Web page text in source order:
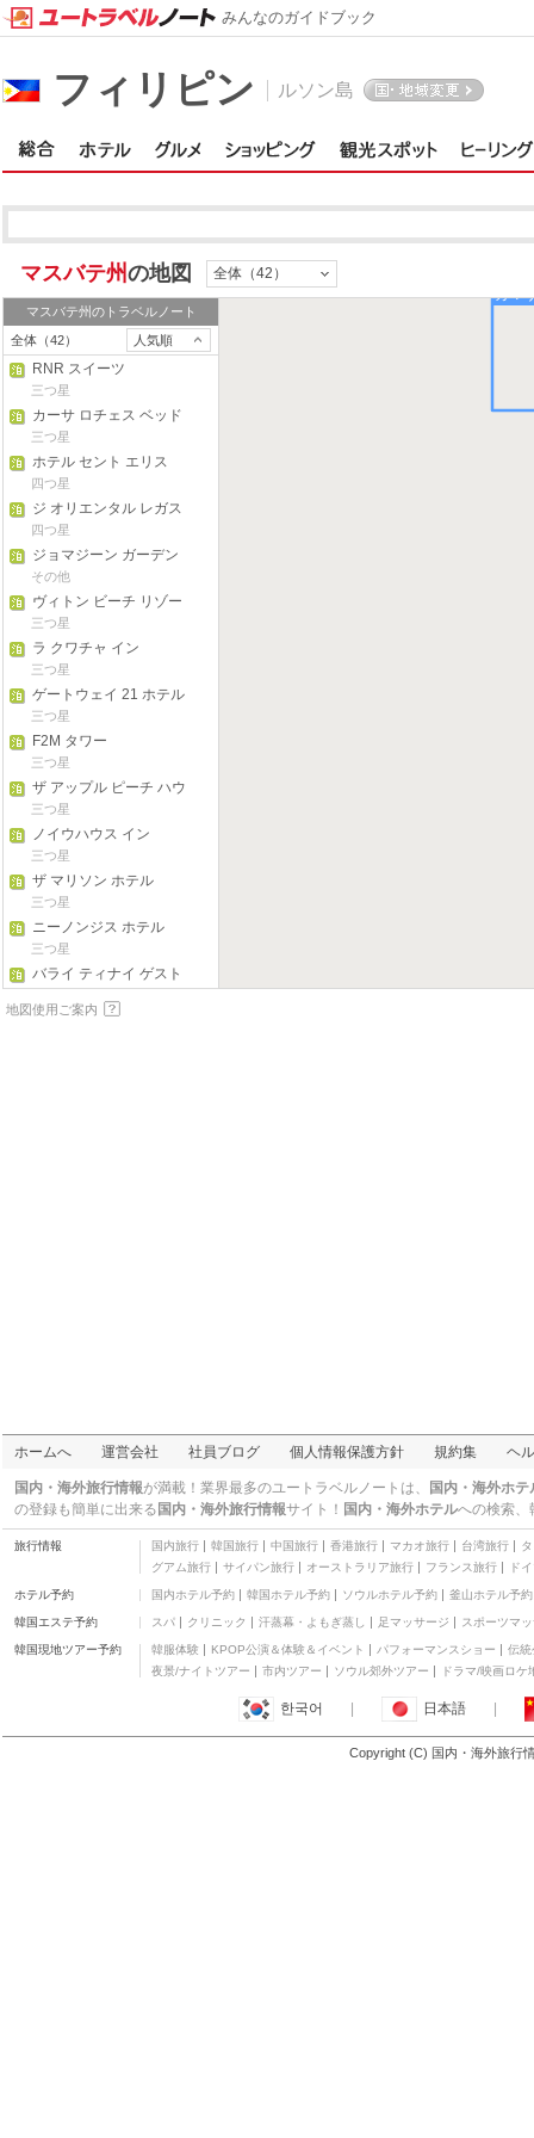
フィリピン ルソン島
マスバテ州の地図 全体（42）
マスバテ州 のトラベルノート
全体（42）
人気順
RNR スイーツ
三つ星
カーサ ロチェス ベッド
アンド ブレックファス
ト
三つ星
ホテル セント エリス
四つ星
ジ オリエンタル レガス
ピ
四つ星
ジョマジーン ガーデン
その他
ヴィトン ビーチ リゾー
ト
三つ星
ラ クワチャ イン
三つ星
ゲートウェイ 21 ホテル
アンド ドーミテル
三つ星
F2M タワー
三つ星
ザ アップル ピーチ ハウ
ス
三つ星
ノイウハウス イン
三つ星
ザ マリソン ホテル
三つ星
ニーノンジス ホテル
三つ星
バライ ティナイ ゲスト
ハウス
カサブランカ スイーツ
アルタ レジデンシーズ
レガスピ
三つ星
ユア ブラザーズ ハウス
トリバル ビレッジ
三つ星
ラ ピアッツァ ホテル &
コンベンション センタ
三つ星
マヨン ロッジング ハウ
ス
二つ星
メアコ ホテル レガスピ
二つ星
サード & ショーンズ プ
三つ星
カマリネス・ノ
カマ
地図使用ご案内
みんなのガイドブック
ホームへ 運営会社 社員ブログ 個人情報保護方針 規約集 ヘ
国内・海外旅行情報が満載！業界最多のユートラベルノートは、
国内・海外ホ
の登録も簡単に出来る 国内・海外旅行情報サイト！ 国内・海外ホテルへの検索、
旅行情報 国内旅行 韓国旅行 中国旅行 香港旅行 マカオ旅行 台湾旅行
グアム旅行
サイパン旅行 オーストラリア旅行 フランス旅行 ド
ホテル予約 国内ホテル予約 韓国ホテル予約 ソウルホテル予約 釜山ホテル予約
韓国エステ予約 スパ クリニック 汗蒸幕・よもぎ蒸し 足マッサージ スポーツマ
韓国現地ツアー予約 韓服体験 KPOP公演＆体験＆イベント パフォーマンスショー
伝統
夜景/ナイトツアー
市内ツアー ソウル郊外ツアー ドラマ/映画ロケ
한국어 日本語
Copyright (C) 国内・海外旅行